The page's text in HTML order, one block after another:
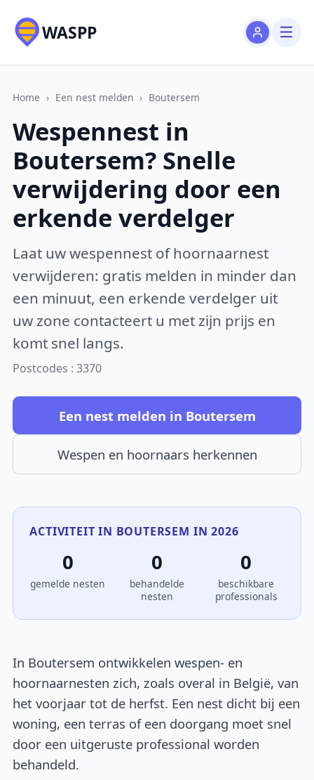
WASPP
Home › Een nest melden › Boutersem
Wespennest in
Boutersem? Snelle
verwijdering door een
erkende verdelger
Laat uw wespennest of hoornaarnest
verwijderen: gratis melden in minder dan
een minuut, een erkende verdelger uit
uw zone contacteert u met zijn prijs en
komt snel langs.
Postcodes : 3370
Een nest melden in Boutersem
Wespen en hoornaars herkennen
ACTIVITEIT IN BOUTERSEM IN 2026
0
gemelde nesten
0
behandelde
nesten
0
beschikbare
professionals
In Boutersem ontwikkelen wespen- en
hoornaarnesten zich, zoals overal in België, van
het voorjaar tot de herfst. Een nest dicht bij een
woning, een terras of een doorgang moet snel
door een uitgeruste professional worden
behandeld.